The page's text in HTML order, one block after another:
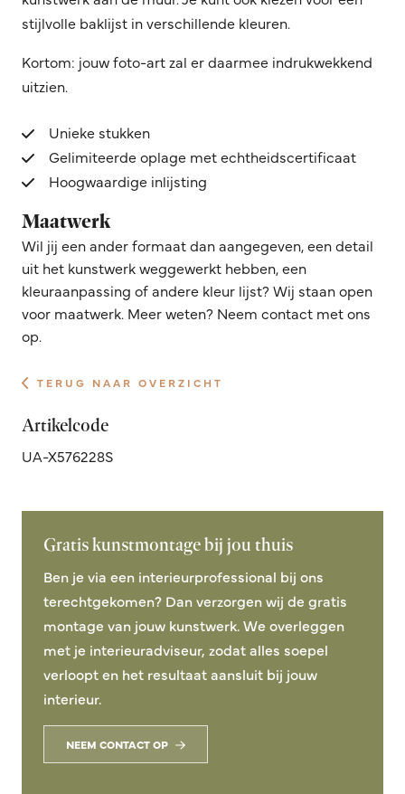
stijlvolle baklijst in verschillende kleuren.
Kortom: jouw foto-art zal er daarmee indrukwekkend
uitzien.
Unieke stukken
Gelimiteerde oplage met echtheidscertificaat
Hoogwaardige inlijsting
Maatwerk
Wil jij een ander formaat dan aangegeven, een detail
uit het kunstwerk weggewerkt hebben, een
kleuraanpassing of andere kleur lijst? Wij staan open
voor maatwerk. Meer weten? Neem contact met ons
op.
TERUG NAAR OVERZICHT
Artikelcode
UA-X576228S
Gratis kunstmontage bij jou thuis
Ben je via een interieurprofessional bij ons
terechtgekomen? Dan verzorgen wij de gratis
montage van jouw kunstwerk. We overleggen
met je interieuradviseur, zodat alles soepel
verloopt en het resultaat aansluit bij jouw
interieur.
NEEM CONTACT OP